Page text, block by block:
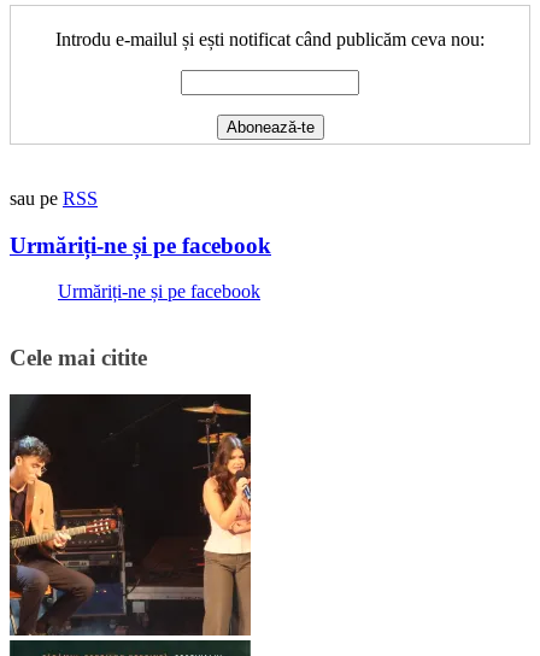
Introdu e-mailul și ești notificat când publicăm ceva nou:
sau pe RSS
Urmăriți-ne și pe facebook
Urmăriți-ne și pe facebook
Cele mai citite